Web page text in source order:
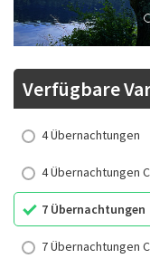
Verfügbare
4 Übernachtungen
4 Übernachtungen
7 Übernachtungen
7 Übernachtungen